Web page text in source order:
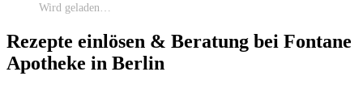
Wird geladen…
Rezepte einlösen & Beratung bei Fontane
Apotheke in Berlin